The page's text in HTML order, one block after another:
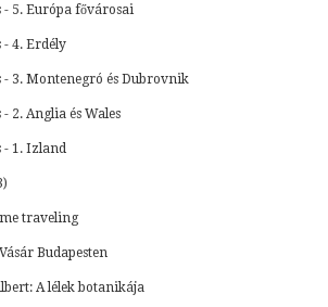
- 5. Európa fővárosai
- 4. Erdély
- 3. Montenegró és Dubrovnik
2. Anglia és Wales
- 1. Izland
traveling
Budapesten
A lélek botanikája